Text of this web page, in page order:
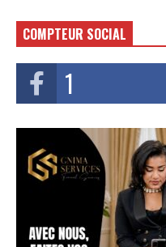
COMPTEUR SOCIAL
1